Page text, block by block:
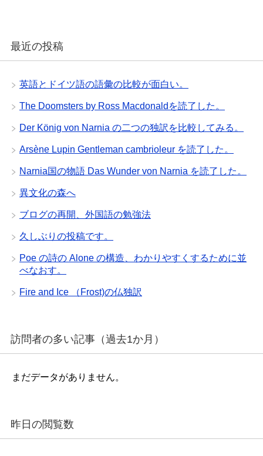
最近の投稿
英語とドイツ語の語彙の比較が面白い。
The Doomsters by Ross Macdonaldを読了した。
Der König von Narnia の二つの独訳を比較してみる。
Arsène Lupin Gentleman cambrioleur を読了した。
Narnia国の物語 Das Wunder von Narnia を読了した。
異文化の森へ
ブログの再開、外国語の勉強法
久しぶりの投稿です。
Poe の詩の Alone の構造、わかりやすくするために並
べなおす。
Fire and Ice （Frost)の仏独訳
訪問者の多い記事（過去1か月）
まだデータがありません。
昨日の閲覧数